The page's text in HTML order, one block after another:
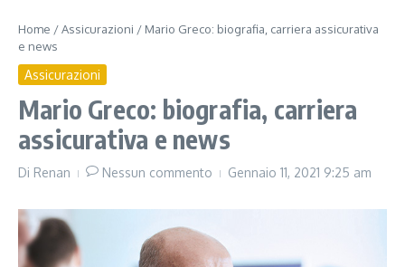
Home /Assicurazioni / Mario Greco: biografia, carriera assicurativa
e news
Assicurazioni
Mario Greco: biografia, carriera
assicurativa e news
Di Renan Nessun commento Gennaio 11, 2021 9:25 am